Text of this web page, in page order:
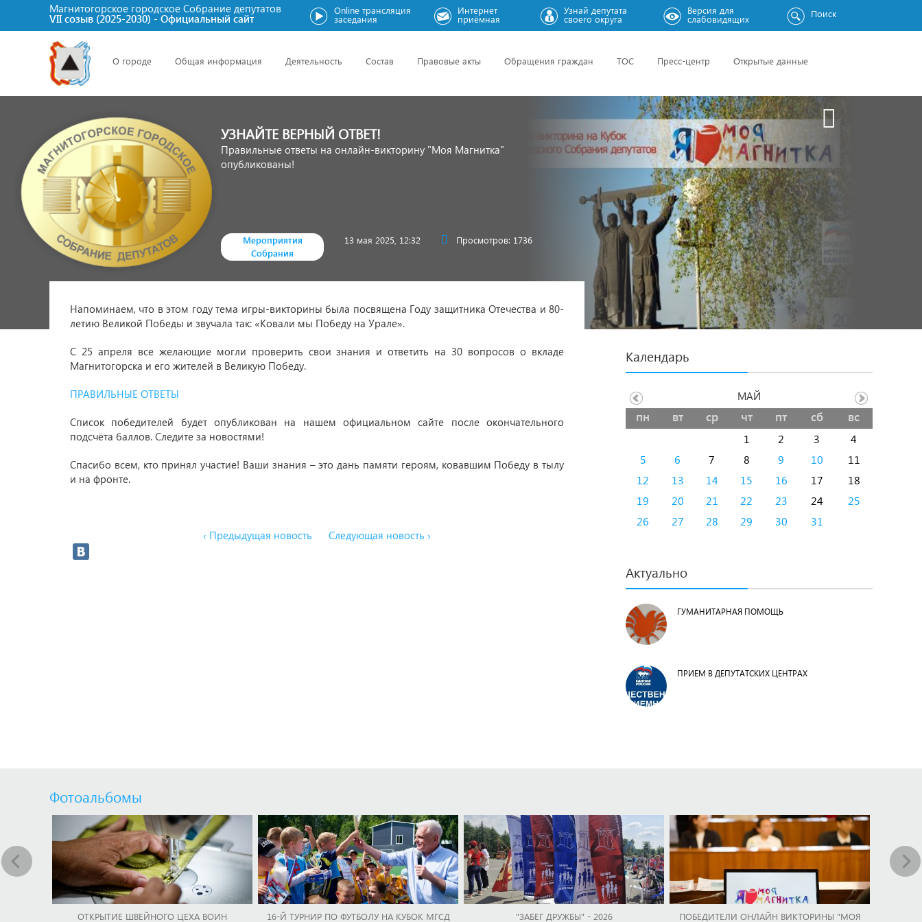
Магнитогорское городское Cобрание депутатов
VII созыв (2025-2030) - Официальный сайт
Online трансляция
заседания
Интернет
приёмная
Узнай депутата
своего округа
Версия для
слабовидящих Поиск
О городе Общая информация Деятельность Состав Правовые акты Обращения граждан ТОС Пресс-центр Открытые данные
УЗНАЙТЕ ВЕРНЫЙ ОТВЕТ!
Правильные ответы на онлайн-викторину "Моя Магнитка"
опубликованы!
Мероприятия
Собрания
13 мая 2025, 12:32 Просмотров: 1736
Напоминаем, что в этом году тема игры-викторины была посвящена Году защитника Отечества и 80-
летию Великой Победы и звучала так: «Ковали мы Победу на Урале».
С 25 апреля все желающие могли проверить свои знания и ответить на 30 вопросов о вкладе
Магнитогорска и его жителей в Великую Победу.
ПРАВИЛЬНЫЕ ОТВЕТЫ
Список победителей будет опубликован на нашем официальном сайте после окончательного
подсчёта баллов. Следите за новостями!
Спасибо всем, кто принял участие! Ваши знания – это дань памяти героям, ковавшим Победу в тылу
и на фронте.
‹ Предыдущая новость Следующая новость ›
Календарь
пн вт ср чт пт сб вс
1 2 3
4
5
6 7 8 9 10
11
12
13 14 15 16 17
18
19
20 21 22 23 24
25
26
27 28 29 30 31
МАЙ
Актуально
ГУМАНИТАРНАЯ ПОМОЩЬ
ПРИЕМ В ДЕПУТАТСКИХ ЦЕНТРАХ
Фотоальбомы
ОТКРЫТИЕ ШВЕЙНОГО ЦЕХА ВОИН 16-Й ТУРНИР ПО ФУТБОЛУ НА КУБОК МГСД "ЗАБЕГ ДРУЖБЫ" - 2026
ПОБЕДИТЕЛИ ОНЛАЙН ВИКТОРИНЫ "МОЯ